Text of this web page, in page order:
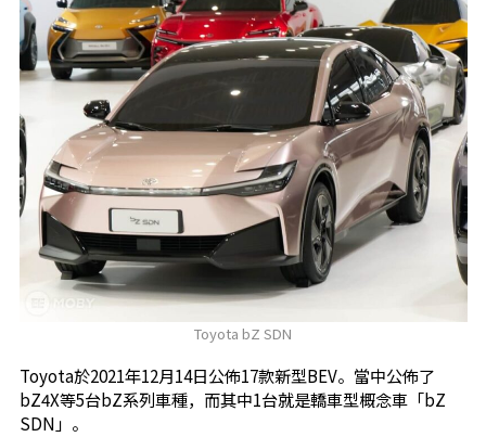
Toyota bZ SDN
Toyota於2021年12月14日公佈17款新型BEV。當中公佈了
bZ4X等5台bZ系列車種，而其中1台就是轎車型概念車「bZ
SDN」。